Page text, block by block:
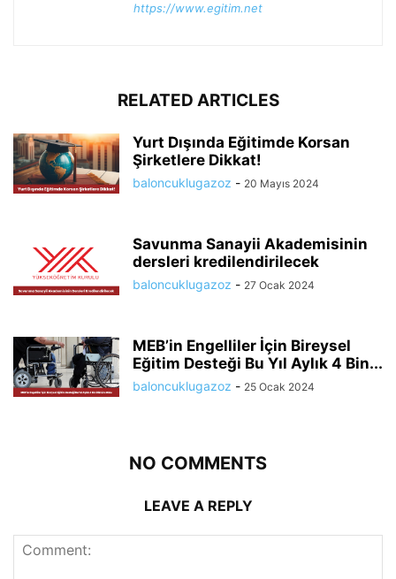
https://www.egitim.net
RELATED ARTICLES
Yurt Dışında Eğitimde Korsan
Şirketlere Dikkat!
baloncuklugazoz - 20 Mayıs 2024
Savunma Sanayii Akademisinin
dersleri kredilendirilecek
baloncuklugazoz - 27 Ocak 2024
MEB’in Engelliler İçin Bireysel
Eğitim Desteği Bu Yıl Aylık 4 Bin...
baloncuklugazoz - 25 Ocak 2024
NO COMMENTS
LEAVE A REPLY